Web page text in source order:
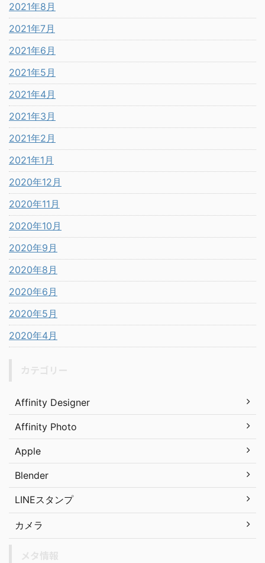
2021年8月
2021年7月
2021年6月
2021年5月
2021年4月
2021年3月
2021年2月
2021年1月
2020年12月
2020年11月
2020年10月
2020年9月
2020年8月
2020年6月
2020年5月
2020年4月
Affinity Designer
Affinity Photo
Apple
Blender
LINEスタンプ
カメラ